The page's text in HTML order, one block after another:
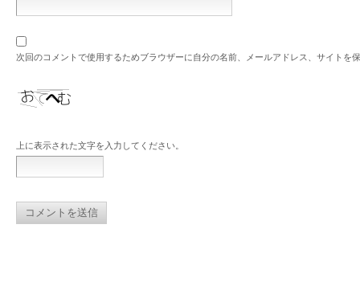
次回のコメントで使用するためブラウザーに自分の名前、メールアドレス、サイトを
上に表示された文字を入力してください。